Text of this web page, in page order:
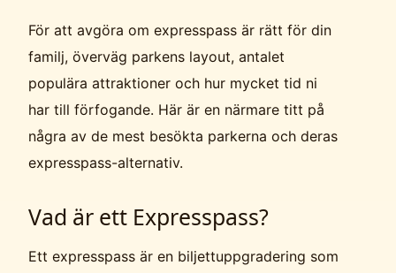
För att avgöra om expresspass är rätt för din
familj, överväg parkens layout, antalet
populära attraktioner och hur mycket tid ni
har till förfogande. Här är en närmare titt på
några av de mest besökta parkerna och deras
expresspass-alternativ.
Vad är ett Expresspass?
Ett expresspass är en biljettuppgradering som